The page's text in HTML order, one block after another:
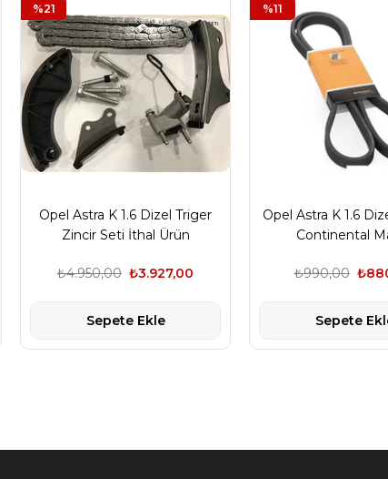
Opel Astra K 1.6 Dizel Triger
Zincir Seti İthal Ürün
₺3.927,00
₺4.950,00
Sepete Ekle
%21
Opel Astra K 1.6
Continental
₺990,00
Sepete
%11